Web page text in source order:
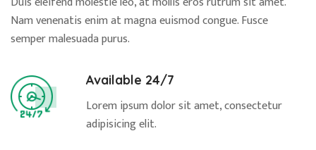
Nam venenatis enim at magna euismod congue. Fusce
semper malesuada purus.
Available 24/7
Lorem ipsum dolor sit amet, consectetur
adipisicing elit.